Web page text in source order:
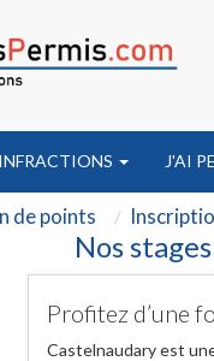
J'AI
de points
Nos
Profitez d’une
Castelnaudary est